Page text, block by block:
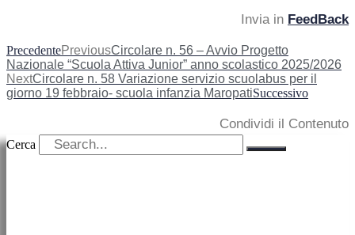
Invia in FeedBack
PrecedentePreviousCircolare n. 56 – Avvio Progetto
Nazionale “Scuola Attiva Junior” anno scolastico 2025/2026
NextCircolare n. 58 Variazione servizio scuolabus per il
giorno 19 febbraio- scuola infanzia MaropatiSuccessivo
Condividi il Contenuto
Cerca